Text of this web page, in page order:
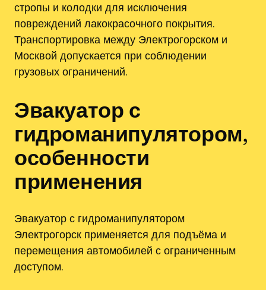
стропы и колодки для исключения
повреждений лакокрасочного покрытия.
Транспортировка между Электрогорском и
Москвой допускается при соблюдении
грузовых ограничений.
Эвакуатор с
гидроманипулятором,
особенности
применения
Эвакуатор с гидроманипулятором
Электрогорск применяется для подъёма и
перемещения автомобилей с ограниченным
доступом.